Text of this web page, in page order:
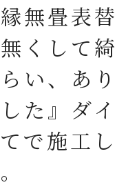
無畳表替
くして綺
い、あり
た』ダイ
で施工し